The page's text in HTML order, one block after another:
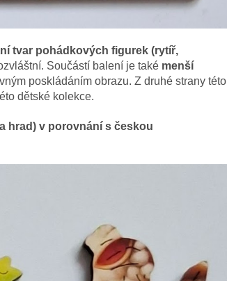
tvar pohádkových figurek (rytíř,
Součástí balení je také menší
poskládáním obrazu. Z druhé strany této
dětské kolekce.
hrad) v porovnání s českou